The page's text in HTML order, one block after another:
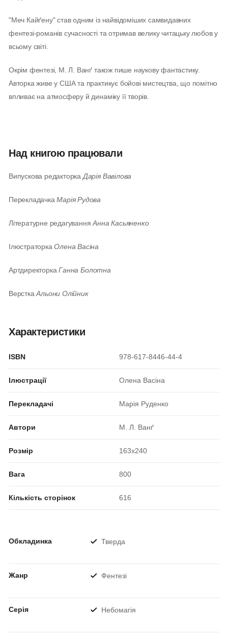
"Меч Кайґену" став одним із найвідоміших самвидавних
фентезі-романів сучасності та отримав велику читацьку любов у
всьому світі.
Окрім фентезі, М. Л. Ванґ також пише наукову фантастику.
Авторка живе у США та практикує бойові мистецтва, що помітно
впливає на атмосферу й динаміку її творів.
Над книгою працювали
Випускова редакторкаДарія Вавілова
ПерекладачкаМарія Рудова
Літературне редагуванняАнна Касьяненко
ІлюстраторкаОлена Васіна
АртдиректоркаГанна Болотна
ВерсткаАльони Олійник
Характеристики
ISBN 978-617-8446-44-4
Ілюстрації Олена Васіна
Перекладачі Марія Руденко
Автори М. Л. Ванґ
Розмір 163x240
Вага 800
Кількість сторінок 616
Обкладинка Тверда
Жанр Фентезі
Серія Небомагія